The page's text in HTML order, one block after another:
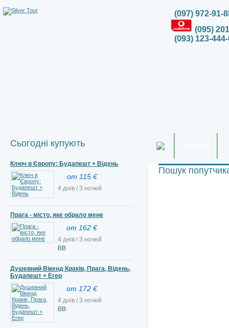
(097) 972-91-
(095)
(093) 123-
Пошук
Сьогодні купують
Ключ в Європу: Будапешт + Відень
от 115 €
4 днів / 3 ночей
Прага - місто, яке обрало мене
от 162 €
4 днів / 3 ночей
ВВ
Душевний Вікенд Краків, Прага, Відень,
Будапешт + Егер
от 172 €
4 днів / 3 ночей
ВВ